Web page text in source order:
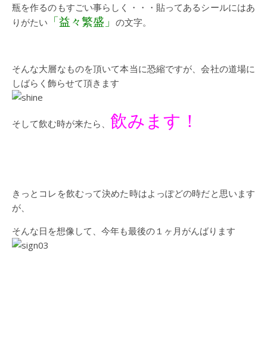
瓶を作るのもすごい事らしく・・・貼ってあるシールにはあ
りがたい 「益々繁盛」 の文字。
そんな大層なものを頂いて本当に恐縮ですが、会社の道場に
しばらく飾らせて頂きます
そして飲む時が来たら、 飲みます！
きっとコレを飲むって決めた時はよっぽどの時だと思います
が、
そんな日を想像して、今年も最後の１ヶ月がんばります